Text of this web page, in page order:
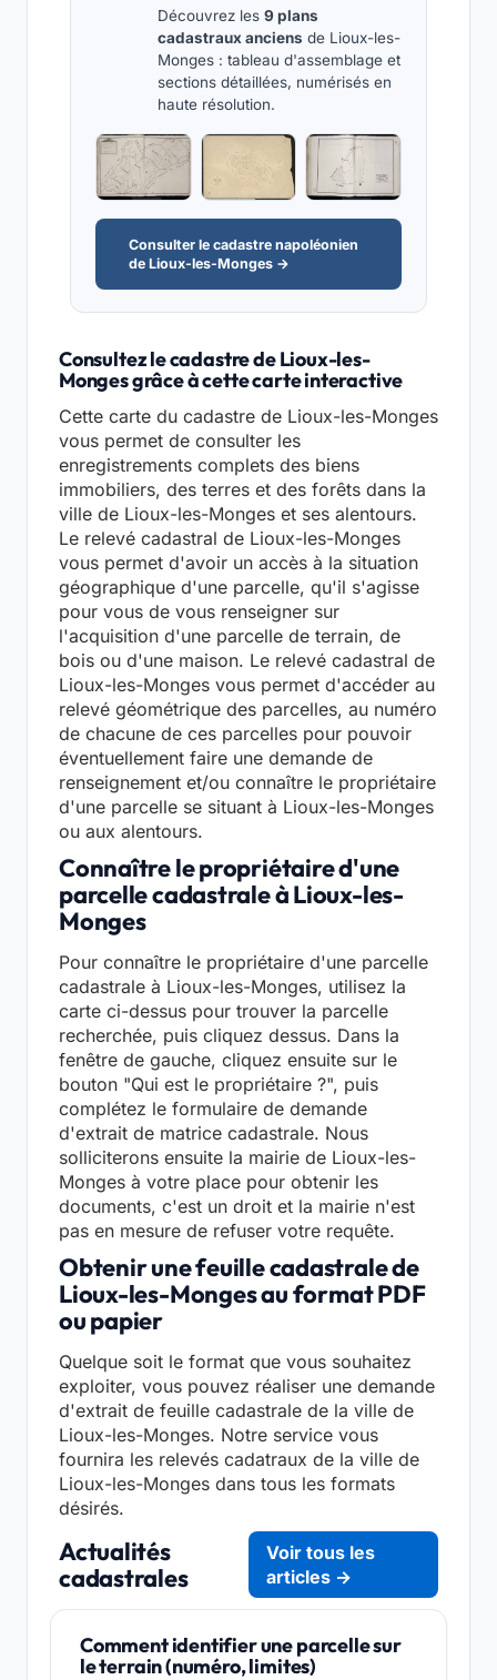
Découvrez les 9 plans
cadastraux anciens de Lioux-les-
Monges : tableau d'assemblage et
sections détaillées, numérisés en
haute résolution.
Consulter le cadastre napoléonien
de Lioux-les-Monges →
Consultez le cadastre de Lioux-les-
Monges grâce à cette carte interactive
Cette carte du cadastre de Lioux-les-Monges
vous permet de consulter les
enregistrements complets des biens
immobiliers, des terres et des forêts dans la
ville de Lioux-les-Monges et ses alentours.
Le relevé cadastral de Lioux-les-Monges
vous permet d'avoir un accès à la situation
géographique d'une parcelle, qu'il s'agisse
pour vous de vous renseigner sur
l'acquisition d'une parcelle de terrain, de
bois ou d'une maison. Le relevé cadastral de
Lioux-les-Monges vous permet d'accéder au
relevé géométrique des parcelles, au numéro
de chacune de ces parcelles pour pouvoir
éventuellement faire une demande de
renseignement et/ou connaître le propriétaire
d'une parcelle se situant à Lioux-les-Monges
ou aux alentours.
Connaître le propriétaire d'une
parcelle cadastrale à Lioux-les-
Monges
Pour connaître le propriétaire d'une parcelle
cadastrale à Lioux-les-Monges, utilisez la
carte ci-dessus pour trouver la parcelle
recherchée, puis cliquez dessus. Dans la
fenêtre de gauche, cliquez ensuite sur le
bouton "Qui est le propriétaire ?", puis
complétez le formulaire de demande
d'extrait de matrice cadastrale. Nous
solliciterons ensuite la mairie de Lioux-les-
Monges à votre place pour obtenir les
documents, c'est un droit et la mairie n'est
pas en mesure de refuser votre requête.
Obtenir une feuille cadastrale de
Lioux-les-Monges au format PDF
ou papier
Quelque soit le format que vous souhaitez
exploiter, vous pouvez réaliser une demande
d'extrait de feuille cadastrale de la ville de
Lioux-les-Monges. Notre service vous
fournira les relevés cadatraux de la ville de
Lioux-les-Monges dans tous les formats
désirés.
Actualités
cadastrales
Voir tous les
articles →
Comment identifier une parcelle sur
le terrain (numéro, limites)